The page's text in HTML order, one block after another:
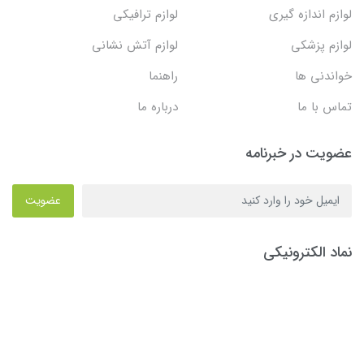
لوازم اندازه گیری
لوازم ترافیکی
لوازم پزشکی
لوازم آتش نشانی
خواندنی ها
راهنما
تماس با ما
درباره ما
عضویت در خبرنامه
عضویت
نماد الکترونیکی